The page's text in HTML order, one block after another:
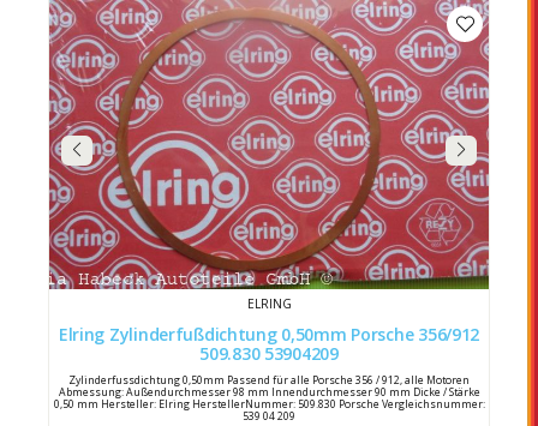
ELRING
Elring Zylinderfußdichtung 0,50mm Porsche 356/912
509.830 53904209
Zylinderfussdichtung 0,50mm Passend für alle Porsche 356 / 912, alle Motoren
Abmessung: Außendurchmesser 98 mm Innendurchmesser 90 mm Dicke / Stärke
0,50 mm Hersteller: Elring HerstellerNummer: 509.830 Porsche Vergleichsnummer:
539 04 209